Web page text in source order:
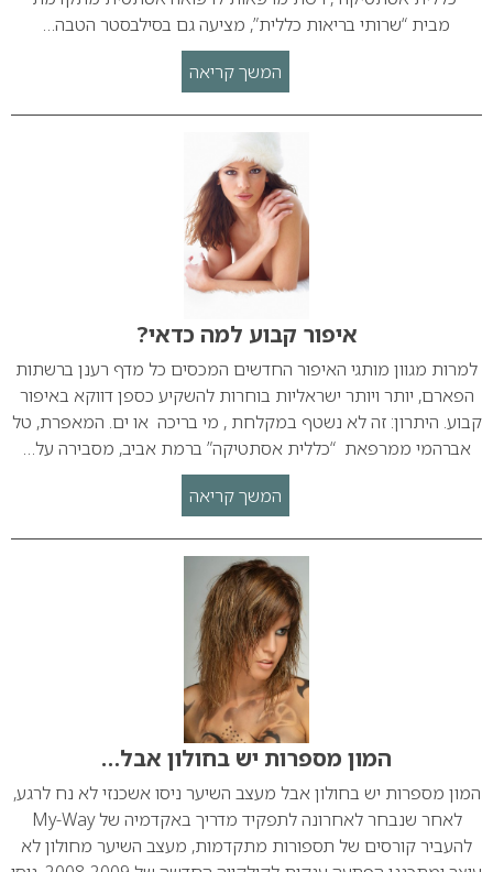
מבית “שרותי בריאות כללית”, מציעה גם בסילבסטר הטבה…
המשך קריאה
איפור קבוע למה כדאי?
למרות מגוון מותגי האיפור החדשים המכסים כל מדף רענן ברשתות
הפארם, יותר ויותר ישראליות בוחרות להשקיע כספן דווקא באיפור
קבוע. היתרון: זה לא נשטף במקלחת , מי בריכה או ים. המאפרת, טל
אברהמי ממרפאת “כללית אסתטיקה” ברמת אביב, מסבירה על…
המשך קריאה
המון מספרות יש בחולון אבל…
המון מספרות יש בחולון אבל מעצב השיער ניסו אשכנזי לא נח לרגע,
לאחר שנבחר לאחרונה לתפקיד מדריך באקדמיה של My-Way
להעביר קורסים של תספורות מתקדמות, מעצב השיער מחולון לא